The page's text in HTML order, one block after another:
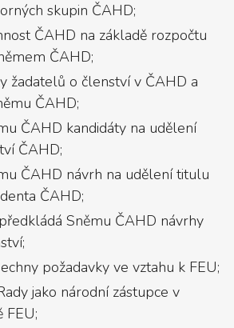
skupin ČAHD;
ČAHD na základě rozpočtu
ČAHD;
žadatelů o členství v ČAHD a
ČAHD;
ČAHD kandidáty na udělení
ČAHD;
ČAHD návrh na udělení titulu
ČAHD;
Sněmu ČAHD návrhy
požadavky ve vztahu k FEU;
jako národní zástupce v
FEU;